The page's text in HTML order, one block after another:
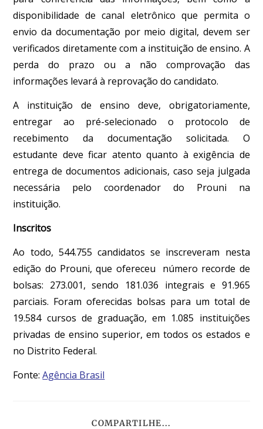
disponibilidade de canal eletrônico que permita o
envio da documentação por meio digital, devem ser
verificados diretamente com a instituição de ensino. A
perda do prazo ou a não comprovação das
informações levará à reprovação do candidato.
A instituição de ensino deve, obrigatoriamente,
entregar ao pré-selecionado o protocolo de
recebimento da documentação solicitada. O
estudante deve ficar atento quanto à exigência de
entrega de documentos adicionais, caso seja julgada
necessária pelo coordenador do Prouni na
instituição.
Inscritos
Ao todo, 544.755 candidatos se inscreveram nesta
edição do Prouni, que ofereceu número recorde de
bolsas: 273.001, sendo 181.036 integrais e 91.965
parciais. Foram oferecidas bolsas para um total de
19.584 cursos de graduação, em 1.085 instituições
privadas de ensino superior, em todos os estados e
no Distrito Federal.
Fonte:Agência Brasil
COMPARTILHE...